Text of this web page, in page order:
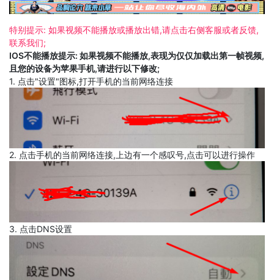
特别提示: 如果视频不能播放或播放出错,请点击右侧客服或者反馈,
联系我们;
IOS不能播放提示: 如果视频不能播放,表现为仅仅加载出第一帧视频,
且您的设备为苹果手机,请进行以下修改;
1. 点击"设置"图标,打开手机的当前网络连接
2. 点击手机的当前网络连接,上边有一个感叹号,点击可以进行操作
3. 点击DNS设置